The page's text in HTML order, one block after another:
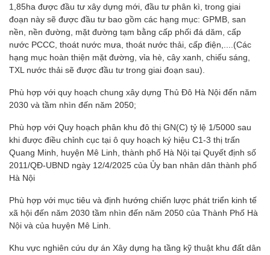
1,85ha được đầu tư xây dựng mới, đầu tư phân kì, trong giai
đoạn này sẽ được đầu tư bao gồm các hạng mục: GPMB, san
nền, nền đường, mặt đường tạm bằng cấp phối đá dăm, cấp
nước PCCC, thoát nước mưa, thoát nước thải, cấp điện,....(Các
hạng mục hoàn thiện mặt đường, vỉa hè, cây xanh, chiếu sáng,
TXL nước thải sẽ được đầu tư trong giai đoạn sau).
Phù hợp với quy hoạch chung xây dựng Thủ Đô Hà Nội đến năm
2030 và tầm nhìn đến năm 2050;
Phù hợp với Quy hoạch phân khu đô thị GN(C) tỷ lệ 1/5000 sau
khi được điều chỉnh cục tại ô quy hoạch ký hiệu C1-3 thị trấn
Quang Minh, huyện Mê Linh, thành phố Hà Nội tại Quyết định số
2011/QĐ-UBND ngày 12/4/2025 của Ủy ban nhân dân thành phố
Hà Nội
Phù hợp với mục tiêu và định hướng chiến lược phát triển kinh tế
xã hội đến năm 2030 tầm nhìn đến năm 2050 của Thành Phố Hà
Nội và của huyện Mê Linh.
Khu vực nghiên cứu dự án Xây dựng hạ tầng kỹ thuật khu đất dân